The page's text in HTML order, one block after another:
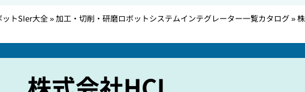
トSIer大全»加工・切削・研磨ロボットシステムインテグレーター一覧カタログ»